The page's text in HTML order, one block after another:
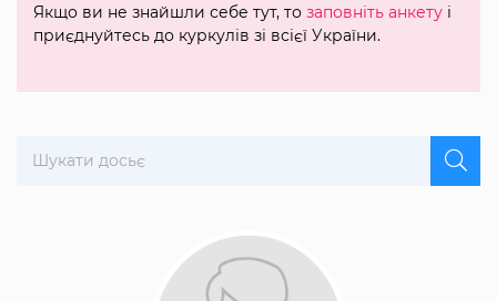
Якщо ви не знайшли себе тут, то заповніть анкету і
приєднуйтесь до куркулів зі всієї України.